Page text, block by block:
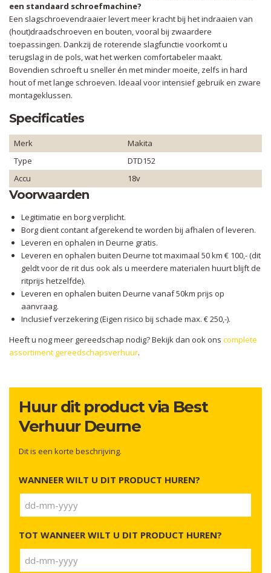
een standaard schroefmachine?
Een slagschroevendraaier levert meer kracht bij het indraaien van
(hout)draadschroeven en bouten, vooral bij zwaardere
toepassingen. Dankzij de roterende slagfunctie voorkomt u
terugslag in de pols, wat het werken comfortabeler maakt.
Bovendien schroeft u sneller én met minder moeite, zelfs in hard
hout of met lange schroeven. Ideaal voor intensief gebruik en zware
montageklussen.
Specificaties
Merk
Makita
Type
DTD152
Accu
18v
Voorwaarden
Legitimatie en borg verplicht.
Borg dient contant afgerekend te worden bij afhalen of leveren.
Leveren en ophalen in Deurne gratis.
Leveren en ophalen buiten Deurne tot maximaal 50 km € 100,- (dit
geldt voor de rit dus ook als u meerdere materialen huurt blijft de
ritprijs hetzelfde).
Leveren en ophalen buiten Deurne vanaf 50km prijs op
aanvraag.
Inclusief verzekering (Eigen risico bij schade max. € 250,-).
Heeft u nog meer gereedschap nodig? Bekijk dan ook ons complete
assortiment gereedschapsverhuur.
Huur dit product via Best
Verhuur Deurne
Dit is een korte beschrijving.
WANNEER WILT U DIT PRODUCT HUREN?
DD
MM
dash
TOT WANNEER WILT U DIT PRODUCT HUREN?
DD